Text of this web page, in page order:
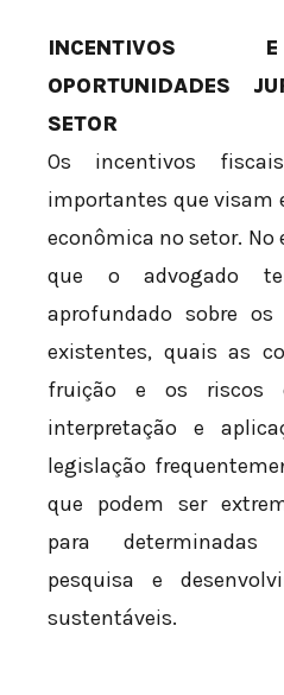
INCENTIVOS
OPORTUNIDADES
SETOR
Os incentivos
importantes que visam
econômica no setor. No
que o advogado
aprofundado sobre
existentes, quais as
fruição e os riscos
interpretação e
legislação
que podem ser
para determinadas
pesquisa e
sustentáveis.